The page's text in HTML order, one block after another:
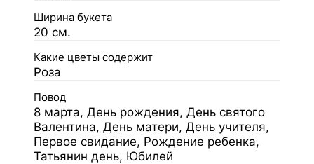
Ширина букета
20 см.
Какие цветы содержит
Роза
Повод
8 марта, День рождения, День святого
Валентина, День матери, День учителя,
Первое свидание, Рождение ребенка,
Татьянин день, Юбилей